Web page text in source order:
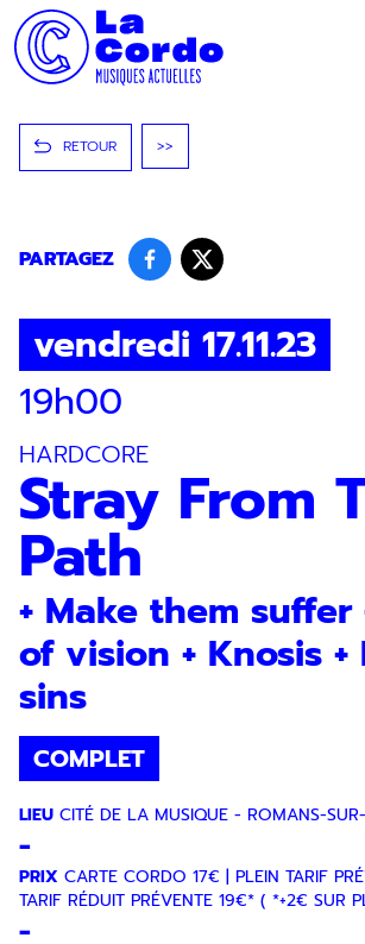
Panneau de gestion des cookies
RETOUR >>
PARTAGEZ
vendredi 17.11.23
19h00
HARDCORE
Stray From
Path
+ Make them suffer
of vision + Knosis +
sins
COMPLET
LIEU CITÉ DE LA MUSIQUE - ROMANS-
-
PRIX CARTE CORDO 17€ | PLEIN TARIF
TARIF RÉDUIT PRÉVENTE 19€* ( *+2€ SUR
-